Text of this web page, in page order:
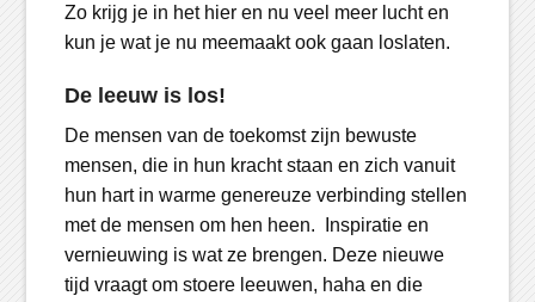
Zo krijg je in het hier en nu veel meer lucht en
kun je wat je nu meemaakt ook gaan loslaten.
De leeuw is los!
De mensen van de toekomst zijn bewuste
mensen, die in hun kracht staan en zich vanuit
hun hart in warme genereuze verbinding stellen
met de mensen om hen heen. Inspiratie en
vernieuwing is wat ze brengen. Deze nieuwe
tijd vraagt om stoere leeuwen, haha en die